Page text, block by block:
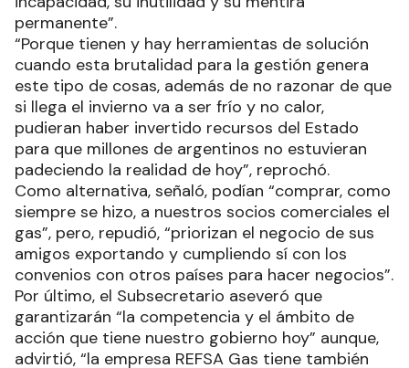
permanente”.
“Porque tienen y hay herramientas de solución
cuando esta brutalidad para la gestión genera
este tipo de cosas, además de no razonar de que
si llega el invierno va a ser frío y no calor,
pudieran haber invertido recursos del Estado
para que millones de argentinos no estuvieran
padeciendo la realidad de hoy”, reprochó.
Como alternativa, señaló, podían “comprar, como
siempre se hizo, a nuestros socios comerciales el
gas”, pero, repudió, “priorizan el negocio de sus
amigos exportando y cumpliendo sí con los
convenios con otros países para hacer negocios”.
Por último, el Subsecretario aseveró que
garantizarán “la competencia y el ámbito de
acción que tiene nuestro gobierno hoy” aunque,
advirtió, “la empresa REFSA Gas tiene también